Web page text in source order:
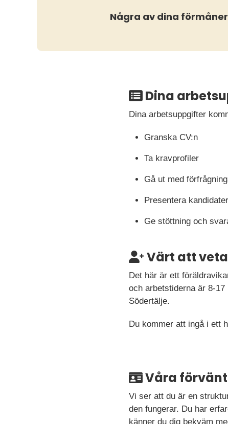
Några av dina förmåner
Dina
Dina arbetsuppgifter
Granska CV:n
Ta kravprofiler
Gå ut med
Presentera
Ge stöttning och
Värt att veta
Det här är ett
och arbetstiderna är 8-
Södertälje.
Du kommer att ingå i ett
Våra
Vi ser att du är en
den fungerar. Du har
känner du dig bekväm